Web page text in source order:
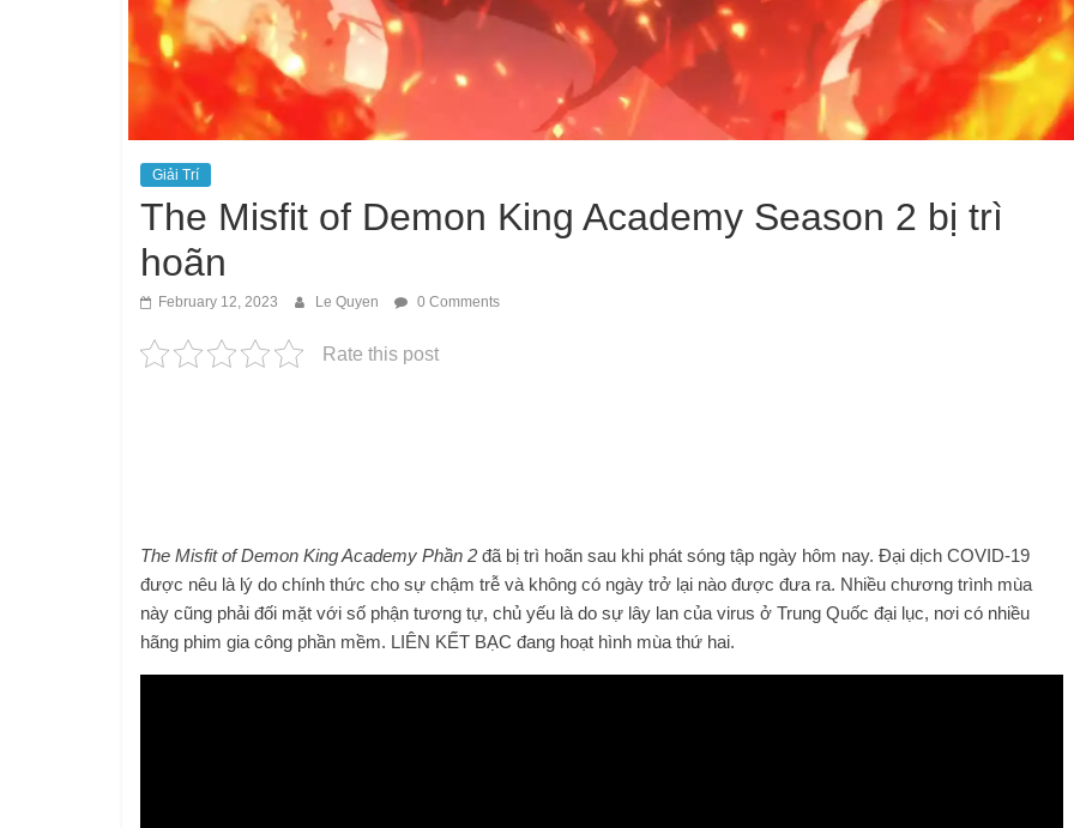
Giải Trí
The Misfit of Demon King Academy Season 2 bị trì
hoãn
February 12, 2023 Le Quyen 0 Comments
Rate this post
The Misfit of Demon King Academy Phần 2 đã bị trì hoãn sau khi phát sóng tập ngày hôm nay. Đại dịch COVID-19
được nêu là lý do chính thức cho sự chậm trễ và không có ngày trở lại nào được đưa ra. Nhiều chương trình mùa
này cũng phải đối mặt với số phận tương tự, chủ yếu là do sự lây lan của virus ở Trung Quốc đại lục, nơi có nhiều
hãng phim gia công phần mềm. LIÊN KẾT BẠC đang hoạt hình mùa thứ hai.